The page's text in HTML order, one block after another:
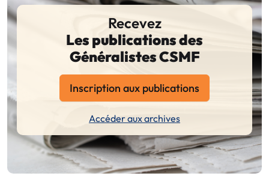
Recevez
Les publications des
Généralistes CSMF
Inscription aux publications
Accéder aux archives